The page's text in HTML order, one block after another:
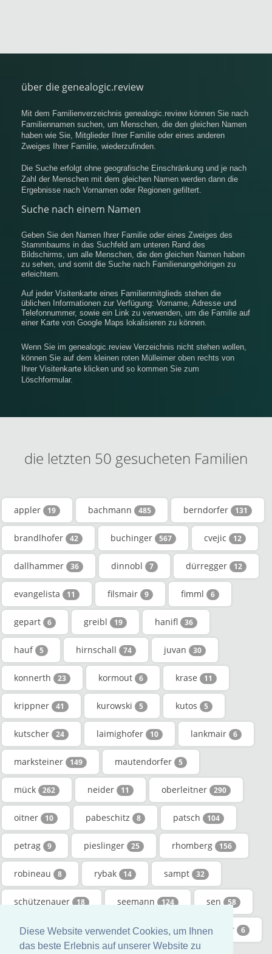
Diese Website verwendet Cookies, um Ihnen
das beste Erlebnis auf unserer Website zu
über die genealogic.review
Mit dem Familienverzeichnis genealogic.review können Sie nach
Familiennamen suchen, um Menschen, die den gleichen Namen
haben wie Sie, Mitglieder Ihrer Familie oder eines anderen
Zweiges Ihrer Familie, wiederzufinden.
Die Suche erfolgt ohne geografische Einschränkung und je nach
Zahl der Menschen mit dem gleichen Namen werden dann die
Ergebnisse nach Vornamen oder Regionen gefiltert.
Suche nach einem Namen
Geben Sie den Namen Ihrer Familie oder eines Zweiges des
Stammbaums in das Suchfeld am unteren Rand des
Bildschirms, um alle Menschen, die den gleichen Namen haben
zu sehen, und somit die Suche nach Familienangehörigen zu
erleichtern.
Auf jeder Visitenkarte eines Familienmitglieds stehen die
üblichen Informationen zur Verfügung: Vorname, Adresse und
Telefonnummer, sowie ein Link zu verwenden, um die Familie auf
einer Karte von Google Maps lokalisieren zu können.
Wenn Sie im genealogic.review Verzeichnis nicht stehen wollen,
können Sie auf dem kleinen roten Mülleimer oben rechts von
Ihrer Visitenkarte klicken und so kommen Sie zum
Löschformular.
die letzten 50 gesucheten Familien
appler 19 bachmann 485 berndorfer 131
brandlhofer 42 buchinger 567 cvejic 12
dallhammer 36 dinnobl 7 dürregger 12
evangelista 11 filsmair 9 fimml 6
gepart 6 greibl 19 hanifl 36
hauf 5 hirnschall 74 juvan 30
konnerth 23 kormout 6 krase 11
krippner 41 kurowski 5 kutos 5
kutscher 24 laimighofer 10 lankmair 6
marksteiner 149 mautendorfer 5
mück 262 neider 11 oberleitner 290
oitner 10 pabeschitz 8 patsch 104
petrag 9 pieslinger 25 rhomberg 156
robineau 8 rybak 14 sampt 32
schützenauer 18 seemann 124 sen 58
sulejmanovic 23 Überer 5 waldemeier 6